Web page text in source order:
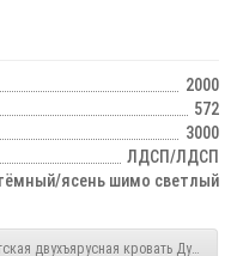
2000
572
3000
ЛДСП/ЛДСП
ясень шимо светлый
двухъярусная кровать Дуэт-7